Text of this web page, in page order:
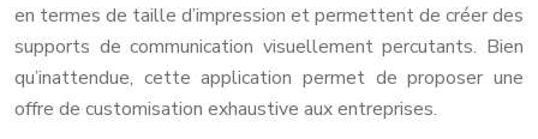
en termes de taille d’impression et permettent de créer des
supports de communication visuellement percutants. Bien
qu’inattendue, cette application permet de proposer une
offre de customisation exhaustive aux entreprises.